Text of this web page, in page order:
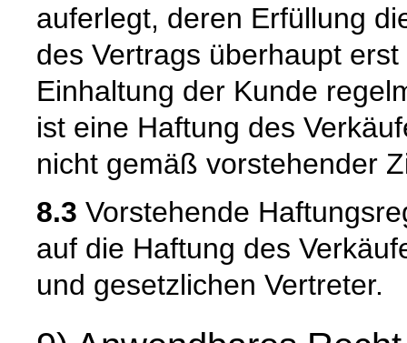
auferlegt, deren Erfüllung
des Vertrags überhaupt
Einhaltung der Kunde
ist eine Haftung des
nicht gemäß vorstehender
8.3 Vorstehende
auf die Haftung des
und gesetzlichen Vertreter.